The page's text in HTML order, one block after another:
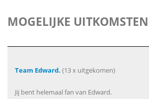
MOGELIJKE UITKOMSTEN
Team Edward. (13 x uitgekomen)
Jij bent helemaal fan van Edward.